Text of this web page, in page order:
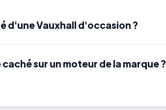
d'une Vauxhall d'occasion ?
sur un moteur de la marque ?